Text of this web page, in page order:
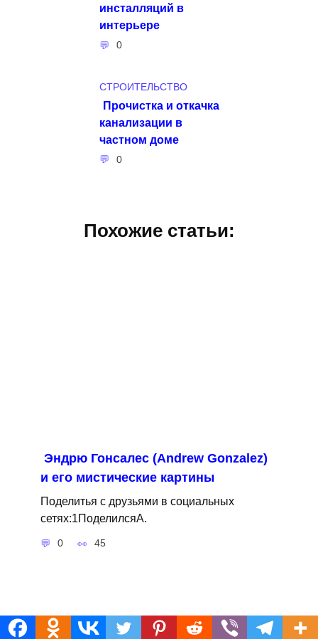
инсталляций в
интерьере
0
СТРОИТЕЛЬСТВО
Прочистка и откачка
канализации в
частном доме
0
Похожие статьи:
Эндрю Гонсалес (Andrew Gonzalez)
и его мистические картины
Поделитья с друзьями в социальных
сетях:1ПоделилсяA.
0 45